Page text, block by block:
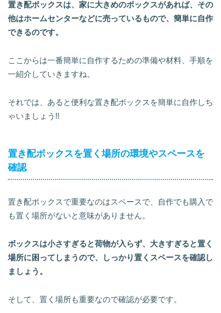
置き配ボックスは、家に大きめのボックスがあれば、その
他はホームセンターなどに売っているもので、簡単に自作
できるのです。
ここからは一番簡単に自作するための準備や材料、手順を
一紹介していきますね。
それでは、あると便利な置き配ボックスを簡単に自作しち
ゃいましょう!!
置き配ボックスを置く場所の環境やスペースを
確認
置き配ボックスで重要なのはスペースで、自作でも購入で
も置く場所がないと意味がありません。
ボックスは小さすぎると荷物が入らず、大きすぎると置く
場所に困ってしまうので、しっかり置くスペースを確認し
ましょう。
そして、置く場所も重要なので確認が必要です。